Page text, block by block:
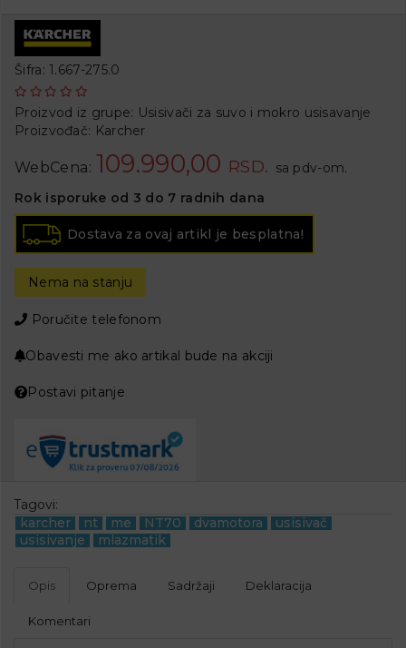
Šifra: 1.667-275.0
Proizvod iz grupe: Usisivači za suvo i mokro usisavanje
Proizvođač: Karcher
WebCena: 109.990,00 RSD. sa pdv-om.
Rok isporuke od 3 do 7 radnih dana
Dostava za ovaj artikl je besplatna!
Nema na stanju
Poručite telefonom
Obavesti me ako artikal bude na akciji
Postavi pitanje
Tagovi:
karcher
nt me NT70 dvamotora
usisivač
usisivanje
mlazmatik
Opis Oprema Sadržaji Deklaracija
Komentari